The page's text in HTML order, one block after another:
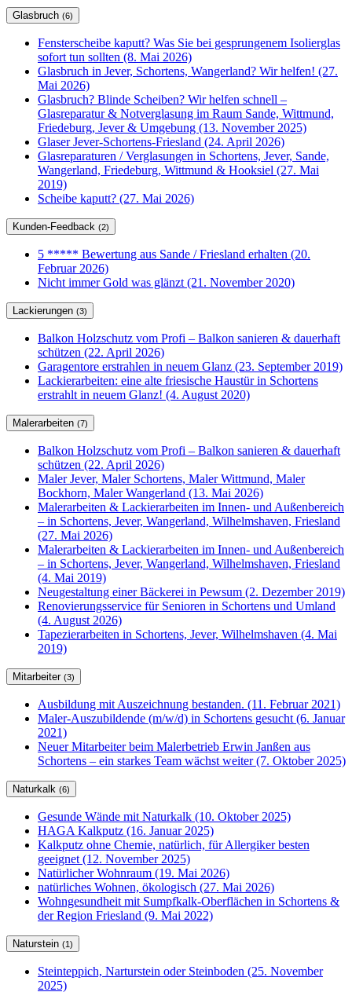
Glasbruch (6)
Fensterscheibe kaputt? Was Sie bei gesprungenem Isolierglas
sofort tun sollten (8. Mai 2026)
Glasbruch in Jever, Schortens, Wangerland? Wir helfen! (27.
Mai 2026)
Glasbruch? Blinde Scheiben? Wir helfen schnell –
Glasreparatur & Notverglasung im Raum Sande, Wittmund,
Friedeburg, Jever & Umgebung (13. November 2025)
Glaser Jever-Schortens-Friesland (24. April 2026)
Glasreparaturen / Verglasungen in Schortens, Jever, Sande,
Wangerland, Friedeburg, Wittmund & Hooksiel (27. Mai
2019)
Scheibe kaputt? (27. Mai 2026)
Kunden-Feedback (2)
5 ***** Bewertung aus Sande / Friesland erhalten (20.
Februar 2026)
Nicht immer Gold was glänzt (21. November 2020)
Lackierungen (3)
Balkon Holzschutz vom Profi – Balkon sanieren & dauerhaft
schützen (22. April 2026)
Garagentore erstrahlen in neuem Glanz (23. September 2019)
Lackierarbeiten: eine alte friesische Haustür in Schortens
erstrahlt in neuem Glanz! (4. August 2020)
Malerarbeiten (7)
Balkon Holzschutz vom Profi – Balkon sanieren & dauerhaft
schützen (22. April 2026)
Maler Jever, Maler Schortens, Maler Wittmund, Maler
Bockhorn, Maler Wangerland (13. Mai 2026)
Malerarbeiten & Lackierarbeiten im Innen- und Außenbereich
– in Schortens, Jever, Wangerland, Wilhelmshaven, Friesland
(27. Mai 2026)
Malerarbeiten & Lackierarbeiten im Innen- und Außenbereich
– in Schortens, Jever, Wangerland, Wilhelmshaven, Friesland
(4. Mai 2019)
Neugestaltung einer Bäckerei in Pewsum (2. Dezember 2019)
Renovierungsservice für Senioren in Schortens und Umland
(4. August 2026)
Tapezierarbeiten in Schortens, Jever, Wilhelmshaven (4. Mai
2019)
Mitarbeiter (3)
Ausbildung mit Auszeichnung bestanden. (11. Februar 2021)
Maler-Auszubildende (m/w/d) in Schortens gesucht (6. Januar
2021)
Neuer Mitarbeiter beim Malerbetrieb Erwin Janßen aus
Schortens – ein starkes Team wächst weiter (7. Oktober 2025)
Naturkalk (6)
Gesunde Wände mit Naturkalk (10. Oktober 2025)
HAGA Kalkputz (16. Januar 2025)
Kalkputz ohne Chemie, natürlich, für Allergiker besten
geeignet (12. November 2025)
Natürlicher Wohnraum (19. Mai 2026)
natürliches Wohnen, ökologisch (27. Mai 2026)
Wohngesundheit mit Sumpfkalk-Oberflächen in Schortens &
der Region Friesland (9. Mai 2022)
Naturstein (1)
Steinteppich, Narturstein oder Steinboden (25. November
2025)